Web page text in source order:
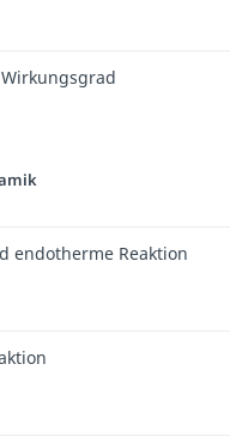
endotherme Reaktion